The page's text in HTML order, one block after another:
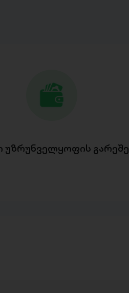
უზრუნველყოფის გარეშე